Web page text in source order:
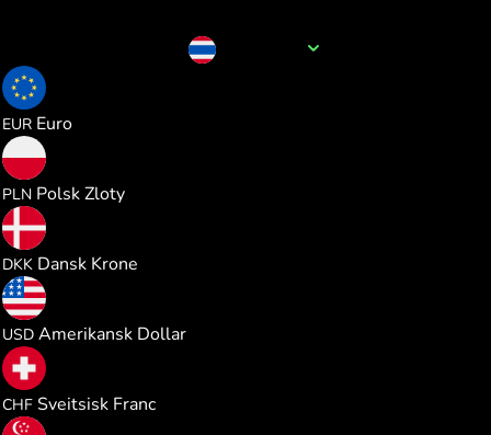
EUR Euro
PLN Polsk Zloty
DKK Dansk Krone
USD Amerikansk Dollar
CHF Sveitsisk Franc